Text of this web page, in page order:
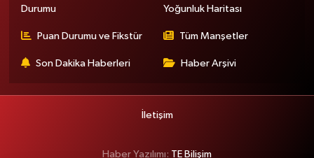
Durumu
Yoğunluk Haritası
Puan Durumu ve Fikstür Tüm Manşetler
Son Dakika Haberleri Haber Arşivi
İletişim
Haber Yazılımı: TE Bilişim